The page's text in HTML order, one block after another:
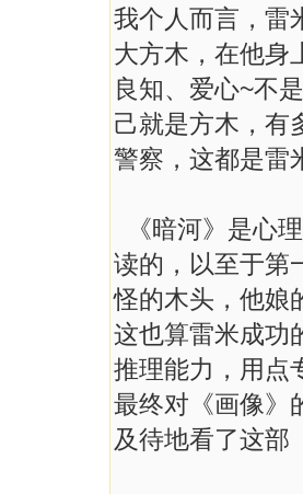
我个人而言，雷
大方木，在他身
良知、爱心~不
己就是方木，有
警察，这都是雷
《暗河》是心
读的，以至于第
怪的木头，他娘
这也算雷米成功
推理能力，用点
最终对《画像》
及待地看了这部